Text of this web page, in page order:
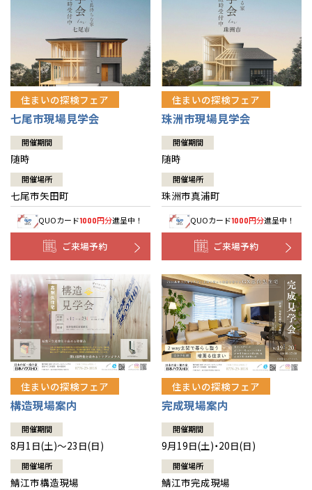
住まいの探検フェア
七尾市現場見学会
開催期間
随時
開催場所
七尾市矢田町
QUOカード1000円分進呈中！
ご来場予約
住まいの探検フェア
珠洲市現場見学会
開催期間
随時
開催場所
珠洲市真浦町
QUOカード1000円分進呈中！
ご来場予約
住まいの探検フェア
構造現場案内
開催期間
8月1日(土)～23日(日)
開催場所
鯖江市構造現場
住まいの探検フェア
完成現場案内
開催期間
9月19日(土)・20日(日)
開催場所
鯖江市完成現場